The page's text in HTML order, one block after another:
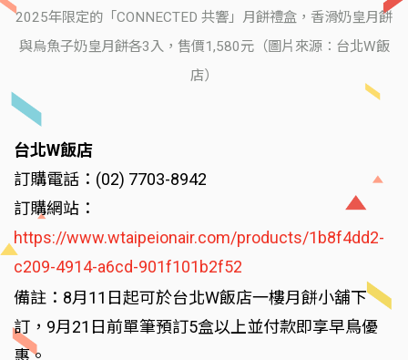
2025年限定的「CONNECTED 共響」月餅禮盒，香滑奶皇月餅
與烏魚子奶皇月餅各3入，售價1,580元（圖片來源：台北W飯
店）
台北W飯店
訂購電話：(02) 7703-8942
訂購網站：
https://www.wtaipeionair.com/products/1b8f4dd2-
c209-4914-a6cd-901f101b2f52
備註：8月11日起可於台北W飯店一樓月餅小舖下
訂，9月21日前單筆預訂5盒以上並付款即享早鳥優
惠。